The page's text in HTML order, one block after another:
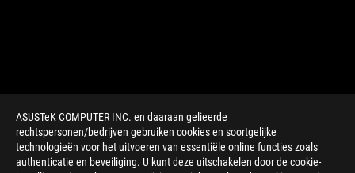
ASUSTeK COMPUTER INC. en daaraan gelieerde
rechtspersonen/bedrijven gebruiken cookies en soortgelijke
technologieën voor het uitvoeren van essentiële online functies zoals
authenticatie en beveiliging. U kunt deze uitschakelen door de cookie-